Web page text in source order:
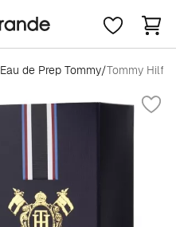
Eau de Prep Tommy/Tommy